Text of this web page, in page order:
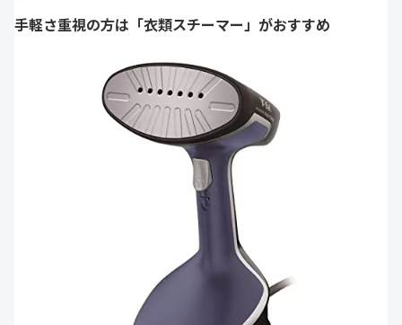
手軽さ重視の方は「衣類スチーマー」がおすすめ